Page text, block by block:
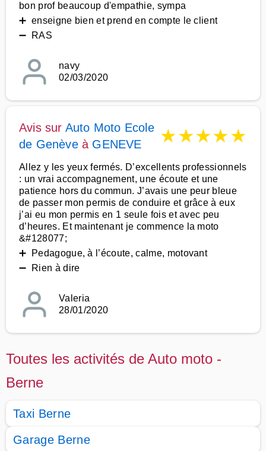
bon prof beaucoup d'empathie, sympa
➕ enseigne bien et prend en compte le client
➖ RAS
navy
02/03/2020
Avis sur Auto Moto Ecole
de Genèveà GENEVE ★★★★★
Allez y les yeux fermés. D’excellents professionnels
: un vrai accompagnement, une écoute et une
patience hors du commun. J’avais une peur bleue
de passer mon permis de conduire et grâce à eux
j’ai eu mon permis en 1 seule fois et avec peu
d’heures. Et maintenant je commence la moto
&#128077;
➕ Pedagogue, à l’écoute, calme, motovant
➖ Rien à dire
Valeria
28/01/2020
Toutes les activités de Auto moto -
Berne
Taxi Berne
Garage Berne